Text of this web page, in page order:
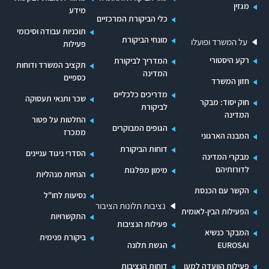
קבוצת בוחרים המונה 200 איש או שני אחוזים ממספר הבוחרים
המספר הקטן יותר, וכן כל סיעה של הכנסת, כל מפלגה וכל סיעה
להלן ההגדרות של הגורמים האמורים לצורך דוח זה:
"סיעה" - סיעה במועצת הרשות המקומית או רשימת מועמדים
המוגשת מטעמה;
"רשימה" - רשימת מועמדים בבחירות למועצת הרשות שאינה
מטעם סיעה;
בדוח זה יכונו כלל הסיעות והרשימות - "סיעות". קיימות הוראות
מיוחדות עבור סוגי הסיעות, כדלהלן:
"סיעת אם" - סיעה מסיעות הכנסת או מפלגה שיש לה לפחות
נציג אחד בכנסת שהוגשה מטעמה רשימת מועמדים בבחירות
"סיעת בת" - רשימת מועמדים שהוגשה מטעם סיעה שמסרה
הודעה בכתב לשר הפנים המציינת כי היא סיעת בת במועצת
מגזין
על המשרד ופועלו
רקע היסטורי
חזון המשרד
חוק יסוד: מבקר
המדינה
המבנה הארגוני
מבקרי המדינה
לדורותיהם
הקשר עם הכנסת
הפעילות הבין-לאומית
המבקר כנשיא
EUROSAI
פעילות הוועדה למען
כלי הביקורת המרכזיים
מונחי הביקורת
המדריך לביקורת
המדינה
מדריכים כלכליים
לביקורת
הגופים המבוקרים
דוחות הביקורת
מימון מפלגות
נציבות תלונות הציבור
פעילות הנציבות
הגשת תלונה
דוחות הנציבות
מידע
תוכניות עבודה וסיכומי
פעילות
תקציב המשרד ודוחות
כספיים
שכר ותנאי תעסוקה
החלטות על פטור
ממכרז
הסדרי ניגוד עניינים
הנחיות מנהליות
נסיעות לחו"ל
התקשרויות
ביקורת פנימית